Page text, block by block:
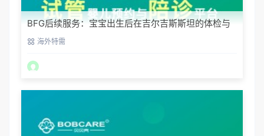
BFG后续服务：宝宝出生后在吉尔吉斯斯坦的体检与
回国海外特需